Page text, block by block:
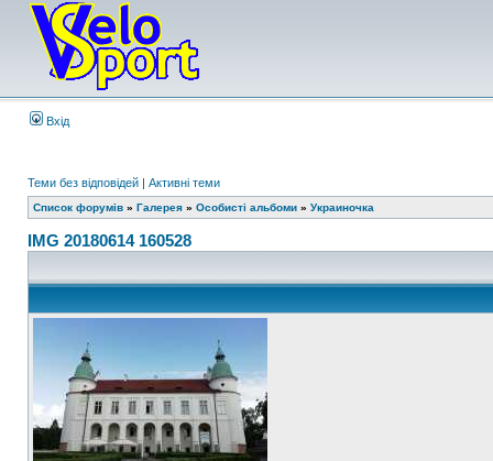
Вхід
Теми без відповідей | Активні теми
Список форумів » Галерея » Особисті альбоми » Украиночка
IMG 20180614 160528